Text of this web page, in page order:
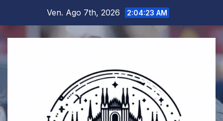
contenuto
Ven. Ago 7th, 2026 2:04:24 AM